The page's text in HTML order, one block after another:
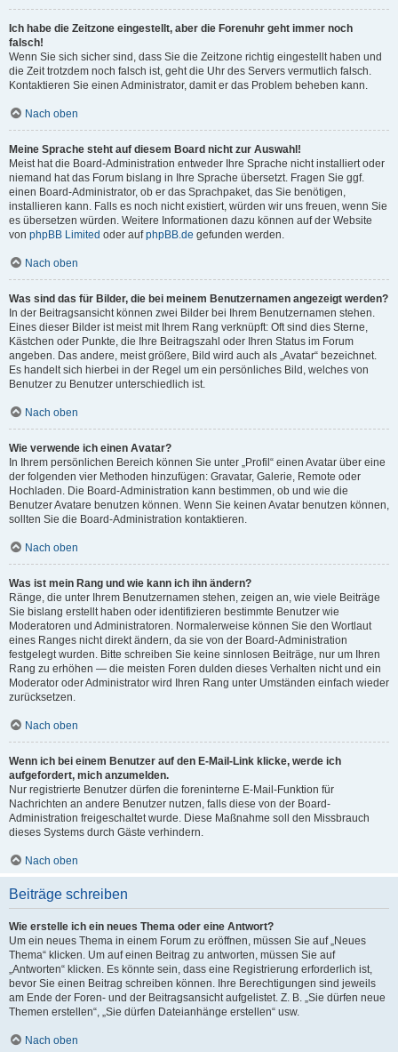
Ich habe die Zeitzone eingestellt, aber die Forenuhr geht immer noch
falsch!
Wenn Sie sich sicher sind, dass Sie die Zeitzone richtig eingestellt haben und
die Zeit trotzdem noch falsch ist, geht die Uhr des Servers vermutlich falsch.
Kontaktieren Sie einen Administrator, damit er das Problem beheben kann.
Nach oben
Meine Sprache steht auf diesem Board nicht zur Auswahl!
Meist hat die Board-Administration entweder Ihre Sprache nicht installiert oder
niemand hat das Forum bislang in Ihre Sprache übersetzt. Fragen Sie ggf.
einen Board-Administrator, ob er das Sprachpaket, das Sie benötigen,
installieren kann. Falls es noch nicht existiert, würden wir uns freuen, wenn Sie
es übersetzen würden. Weitere Informationen dazu können auf der Website
von phpBB Limited oder aufphpBB.de gefunden werden.
Nach oben
Was sind das für Bilder, die bei meinem Benutzernamen angezeigt werden?
In der Beitragsansicht können zwei Bilder bei Ihrem Benutzernamen stehen.
Eines dieser Bilder ist meist mit Ihrem Rang verknüpft: Oft sind dies Sterne,
Kästchen oder Punkte, die Ihre Beitragszahl oder Ihren Status im Forum
angeben. Das andere, meist größere, Bild wird auch als „Avatar“ bezeichnet.
Es handelt sich hierbei in der Regel um ein persönliches Bild, welches von
Benutzer zu Benutzer unterschiedlich ist.
Nach oben
Wie verwende ich einen Avatar?
In Ihrem persönlichen Bereich können Sie unter „Profil“ einen Avatar über eine
der folgenden vier Methoden hinzufügen: Gravatar, Galerie, Remote oder
Hochladen. Die Board-Administration kann bestimmen, ob und wie die
Benutzer Avatare benutzen können. Wenn Sie keinen Avatar benutzen können,
sollten Sie die Board-Administration kontaktieren.
Nach oben
Was ist mein Rang und wie kann ich ihn ändern?
Ränge, die unter Ihrem Benutzernamen stehen, zeigen an, wie viele Beiträge
Sie bislang erstellt haben oder identifizieren bestimmte Benutzer wie
Moderatoren und Administratoren. Normalerweise können Sie den Wortlaut
eines Ranges nicht direkt ändern, da sie von der Board-Administration
festgelegt wurden. Bitte schreiben Sie keine sinnlosen Beiträge, nur um Ihren
Rang zu erhöhen — die meisten Foren dulden dieses Verhalten nicht und ein
Moderator oder Administrator wird Ihren Rang unter Umständen einfach wieder
zurücksetzen.
Nach oben
Wenn ich bei einem Benutzer auf den E-Mail-Link klicke, werde ich
aufgefordert, mich anzumelden.
Nur registrierte Benutzer dürfen die foreninterne E-Mail-Funktion für
Nachrichten an andere Benutzer nutzen, falls diese von der Board-
Administration freigeschaltet wurde. Diese Maßnahme soll den Missbrauch
dieses Systems durch Gäste verhindern.
Nach oben
Beiträge schreiben
Wie erstelle ich ein neues Thema oder eine Antwort?
Um ein neues Thema in einem Forum zu eröffnen, müssen Sie auf „Neues
Thema“ klicken. Um auf einen Beitrag zu antworten, müssen Sie auf
„Antworten“ klicken. Es könnte sein, dass eine Registrierung erforderlich ist,
bevor Sie einen Beitrag schreiben können. Ihre Berechtigungen sind jeweils
am Ende der Foren- und der Beitragsansicht aufgelistet. Z. B. „Sie dürfen neue
Themen erstellen“, „Sie dürfen Dateianhänge erstellen“ usw.
Nach oben